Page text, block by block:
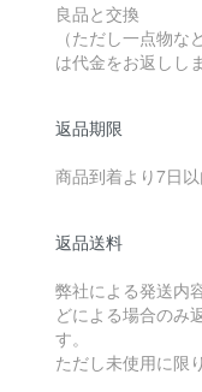
良品と交換
（ただし一点物
は代金をお返しし
返品期限
商品到着より7日
返品送料
弊社による発送内
どによる場合のみ
す。
ただし未使用に限